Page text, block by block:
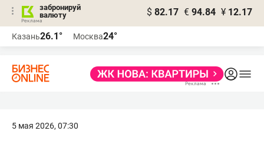
забронируй
валюту
$ 82.17 € 94.84 ¥ 12.17
Казань26.1° Москва24°
5 мая 2026, 07:30